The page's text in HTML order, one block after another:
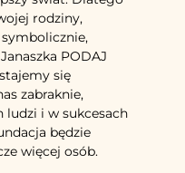
rodziny,
PODAJ
się
zabraknie,
ludzi i w sukcesach
będzie
więcej osób.